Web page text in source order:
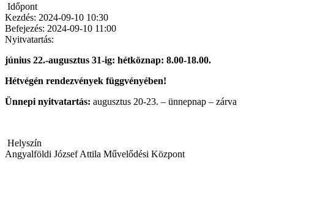
Időpont
Kezdés: 2024-09-10 10:30
Befejezés: 2024-09-10 11:00
Nyitvatartás:
június 22.-augusztus 31-ig: hétköznap: 8.00-18.00.
Hétvégén rendezvények függvényében!
Ünnepi nyitvatartás: augusztus 20-23. – ünnepnap – zárva
Helyszín
Angyalföldi József Attila Művelődési Központ